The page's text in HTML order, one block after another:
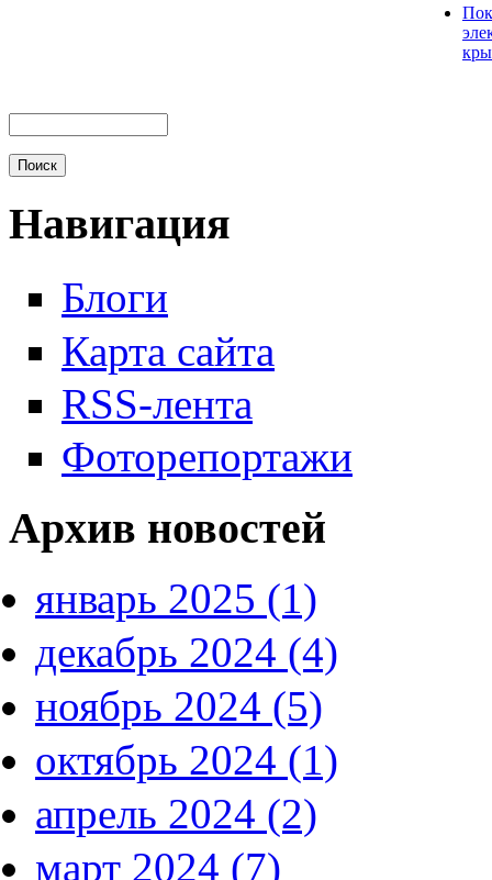
Навигация
Блоги
Карта сайта
RSS-лента
Фоторепортажи
Архив новостей
январь 2025 (1)
декабрь 2024 (4)
ноябрь 2024 (5)
октябрь 2024 (1)
апрель 2024 (2)
март 2024 (7)